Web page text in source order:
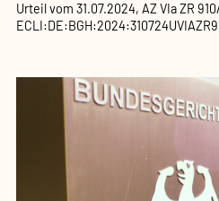
Urteilvom 31.07.2024, AZVIa ZR